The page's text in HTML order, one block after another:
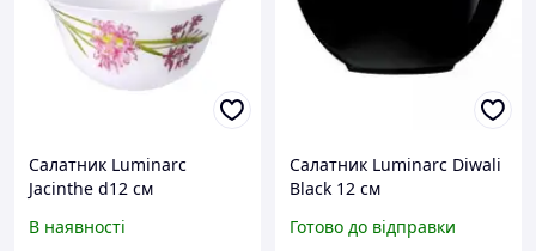
Салатник Luminarc
Jacinthe d12 см
В наявності
Салатник Luminarc Diwali
Black 12 см
Готово до відправки